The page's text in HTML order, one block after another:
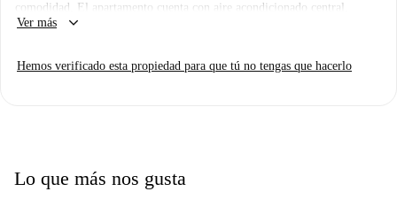
comodidad. El apartamento cuenta con aire acondicionado central,
balcón y lavadora privada. Los residentes se benefician de ascensor,
mascotas ni fumar. Parejas, familias, profesionales, estudiantes y
encuentra el restaurante Vallslopez Alberto Y Hmos, Att. Jordi Valls
Ver más keyboard_arrow_down
Hemos verificado esta propiedad para que tú no tengas que hacerlo
Lo que más nos gusta